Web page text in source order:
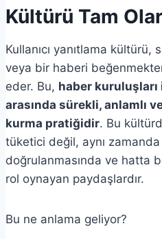
Kültürü Tam
Kullanıcı yanıtlama
veya bir haberi
eder. Bu, haber
arasında sürekli, anlamlı
kurma pratiğidir. Bu
tüketici değil, aynı
doğrulanmasında ve hatta
rol oynayan paydaşlardır.
Bu ne anlama geliyor?